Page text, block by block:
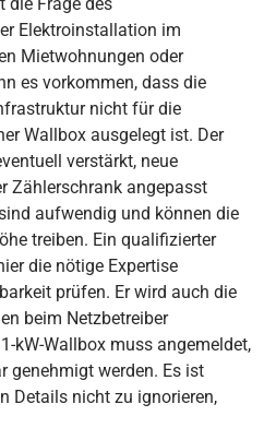
Elektroinstallation im
Mietwohnungen oder
es vorkommen, dass die
nicht für die
Wallbox ausgelegt ist. Der
verstärkt, neue
Zählerschrank angepasst
aufwendig und können die
treiben. Ein qualifizierter
die nötige Expertise
prüfen. Er wird auch die
beim Netzbetreiber
kW-Wallbox muss angemeldet,
genehmigt werden. Es ist
Details nicht zu ignorieren,